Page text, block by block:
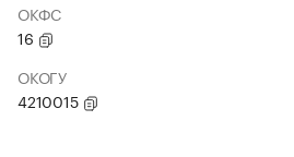
ОКФС
16
ОКОГУ
4210015